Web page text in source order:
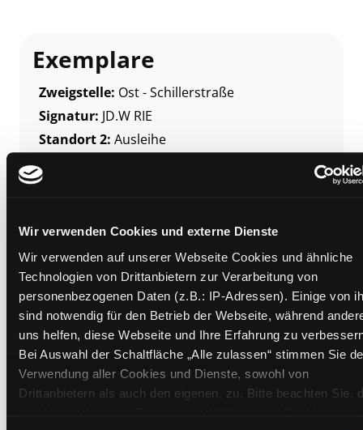
Wir verwenden Cookies und externe Dienste
Wir verwenden auf unserer Webseite Cookies und ähnliche
Technologien von Drittanbietern zur Verarbeitung von
personenbezogenen Daten (z.B.: IP-Adressen). Einige von
sind notwendig für den Betrieb der Webseite, während
uns helfen, diese Webseite und Ihre Erfahrung zu
Bei Auswahl der Schaltfläche „Alle zulassen“ stimmen Sie
Verwendung aller Cookies und Dienste, sowohl von
Drittanbietern als auch den eigenen, zu. Bitte beachten Sie,
Exemplare
Zweigstelle: Ost - Schillerstraße
Signatur: JD.W RIE
Standort 2: Ausleihe
Status:
Vorbestellungen:
Frist:14.08.2026
Barcode:2506SB03387
Standort 3:
Zweigstelle:Süd - Lauzilgasse
Signatur: JD.W RIE